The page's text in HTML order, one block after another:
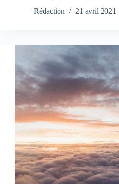
Rédaction
21 avril 2021